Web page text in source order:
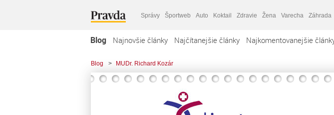
Správy Športweb Auto Koktail Zdravie Žena Varecha Záhrada
Blog Najnovšie články Najčítanejšie články Najkomentovanejšie
Blog > MUDr. Richard Kozár